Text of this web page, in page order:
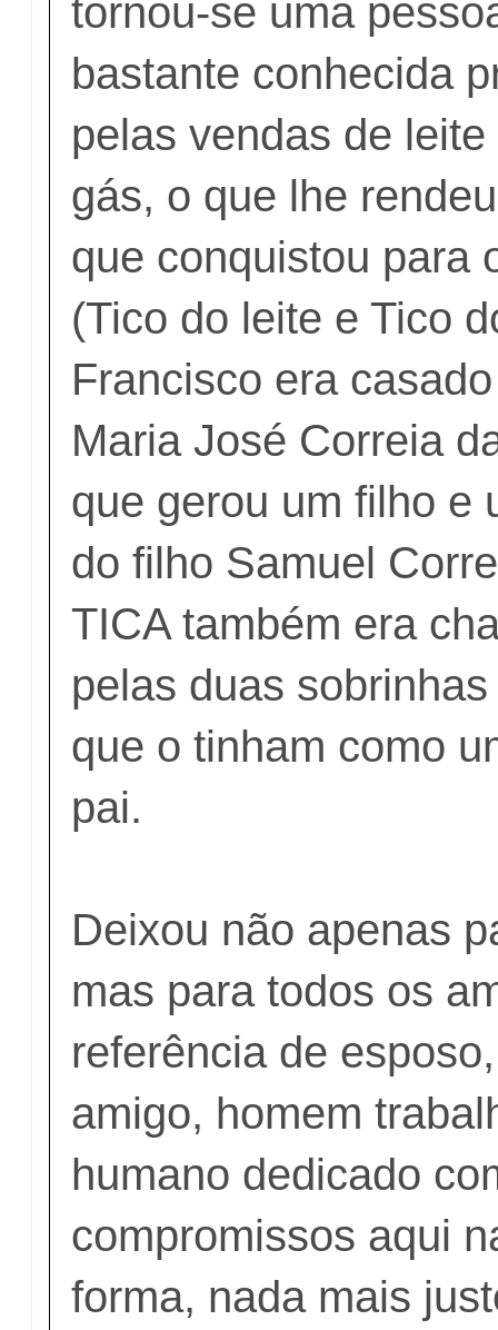
tornou-se uma
bastante conhecida
pelas vendas de
gás, o que lhe
que conquistou para
(Tico do leite e Tico
Francisco era
Maria José Correia
que gerou um filho e
do filho Samuel
TICA também era
pelas duas
que o tinham como
pai.
Deixou não apenas
mas para todos os
referência de
amigo, homem
humano dedicado
compromissos aqui
forma, nada mais